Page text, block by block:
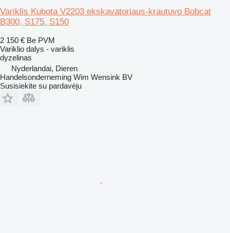
Variklis Kubota V2203 ekskavatoriaus-krautuvo Bobcat
B300, S175, S150
2 150 € Be PVM
Variklio dalys - variklis
dyzelinas
Nyderlandai, Dieren
Handelsonderneming Wim Wensink BV
Susisiekite su pardavėju